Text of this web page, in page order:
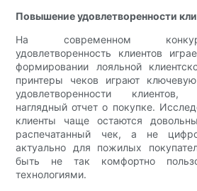
Повышение удовлетворенности
На современном
удовлетворенность клиентов
формировании лояльной
принтеры чеков играют
удовлетворенности
наглядный отчет о покупке.
клиенты чаще остаются
распечатанный чек, а не
актуально для пожилых
быть не так комфортно
технологиями.